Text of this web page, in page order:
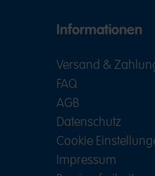
Informationen
Versand &
FAQ
AGB
Datenschutz
Cookie
Impressum